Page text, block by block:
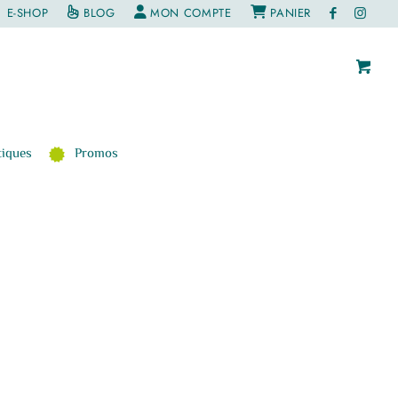
E-SHOP BLOG MON COMPTE PANIER
Promos